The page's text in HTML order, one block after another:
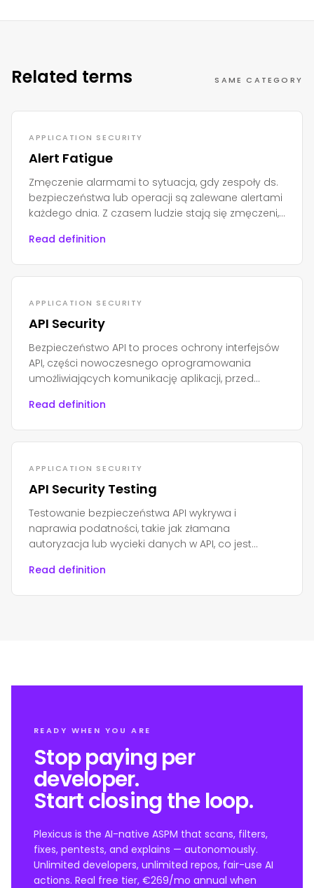
Related terms SAME CATEGORY
APPLICATION SECURITY
Alert Fatigue
Zmęczenie alarmami to sytuacja, gdy zespoły ds.
bezpieczeństwa lub operacji są zalewane alertami
każdego dnia. Z czasem ludzie stają się zmęczeni,
Read definition
APPLICATION SECURITY
API Security
Bezpieczeństwo API to proces ochrony interfejsów
API, części nowoczesnego oprogramowania
umożliwiających komunikację aplikacji, przed
atakami.
Read definition
APPLICATION SECURITY
API Security Testing
Testowanie bezpieczeństwa API wykrywa i
naprawia podatności, takie jak złamana
autoryzacja lub wycieki danych w API, co jest
wrażliwych danych.
Read definition
READY WHEN YOU ARE
Stop paying per
developer.
Start closing the loop.
Plexicus is the AI-native ASPM that scans, filters,
fixes, pentests, and explains — autonomously.
Unlimited developers, unlimited repos, fair-use AI
actions. Real free tier, €269/mo annual when